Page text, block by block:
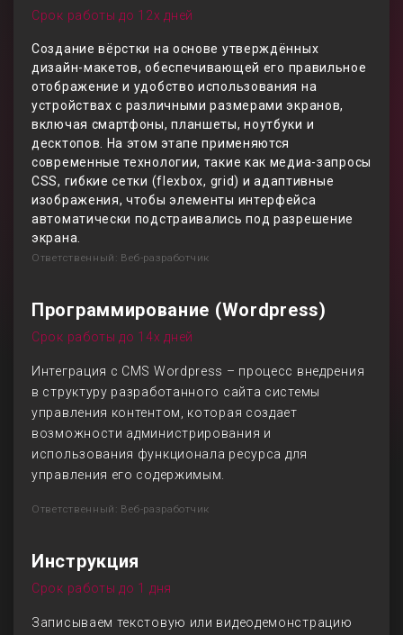
Срок работы до 12х дней
Создание вёрстки на основе утверждённых
дизайн-макетов, обеспечивающей его правильное
отображение и удобство использования на
устройствах с различными размерами экранов,
включая смартфоны, планшеты, ноутбуки и
десктопов. На этом этапе применяются
современные технологии, такие как медиа-запросы
CSS, гибкие сетки (flexbox, grid) и адаптивные
изображения, чтобы элементы интерфейса
автоматически подстраивались под разрешение
экрана.
Ответственный: Веб-разработчик
Программирование (Wordpress)
Срок работы до 14х дней
Интеграция с CMS Wordpress – процесс внедрения
в структуру разработанного сайта системы
управления контентом, которая создает
возможности администрирования и
использования функционала ресурса для
управления его содержимым.
Ответственный: Веб-разработчик
Инструкция
Срок работы до 1 дня
Записываем текстовую или видеодемонстрацию